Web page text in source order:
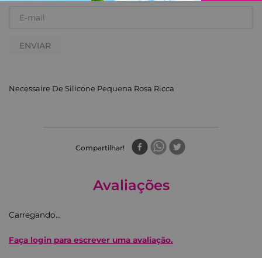
ENVIAR
Necessaire De Silicone Pequena Rosa Ricca
Compartilhar
Avaliações
Carregando…
Faça login para escrever uma avaliação.